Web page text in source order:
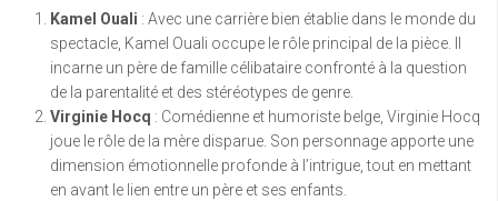
Kamel Ouali : Avec une carrière bien établie dans le monde du
spectacle, Kamel Ouali occupe le rôle principal de la pièce. Il
incarne un père de famille célibataire confronté à la question
de la parentalité et des stéréotypes de genre.
Virginie Hocq : Comédienne et humoriste belge, Virginie Hocq
joue le rôle de la mère disparue. Son personnage apporte une
dimension émotionnelle profonde à l’intrigue, tout en mettant
en avant le lien entre un père et ses enfants.